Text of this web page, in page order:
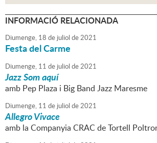
INFORMACIÓ RELACIONADA
Diumenge, 18 de juliol de2021
Festa del Carme
Diumenge, 11 de juliol de2021
Jazz Som aquí
amb Pep Plaza i Big Band Jazz Maresme
Diumenge, 11 de juliol de2021
Allegro Vivace
amb la Companyia CRAC de Tortell